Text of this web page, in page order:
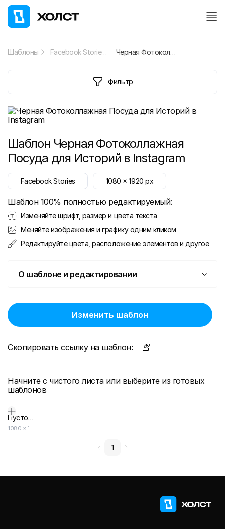
Шаблоны Facebook Stories Черная Фотоколлажная Посуда для Историй в Instagram
Фильтр
Шаблон Черная Фотоколлажная
Посуда для Историй в Instagram
Facebook Stories 1080 x1920 px
Шаблон 100% полностью редактируемый:
Изменяйте шрифт, размер и цвета текста
Меняйте изображения и графику одним кликом
Редактируйте цвета, расположение элементов и другое
О шаблоне и редактировании
Изменить шаблон
Скопировать ссылку на шаблон:
Начните с чистого листа или выберите из готовых
шаблонов
Пустой дизайн-макет
1080 × 1920
1